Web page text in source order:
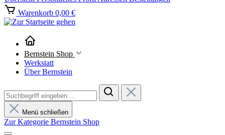
Warenkorb 0,00 €
Bernstein Shop
Werkstatt
Über Bernstein
Menü schließen
Zur Kategorie Bernstein Shop